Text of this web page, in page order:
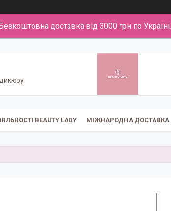
доставка від 3000 грн по Україні.
BEAUTY LADY МІЖНАРОДНА ДОСТАВКА